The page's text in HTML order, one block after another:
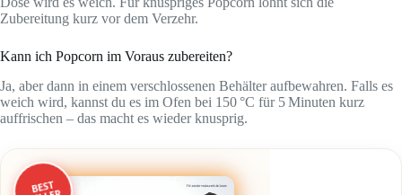
Zubereitung kurz vor dem Verzehr.
Kann ich Popcorn im Voraus zubereiten?
Ja, aber dann in einem verschlossenen Behälter aufbewahren. Falls es
weich wird, kannst du es im Ofen bei 150 °C für 5 Minuten kurz
auffrischen – das macht es wieder knusprig.
BEST